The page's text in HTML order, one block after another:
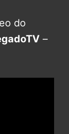
do
–